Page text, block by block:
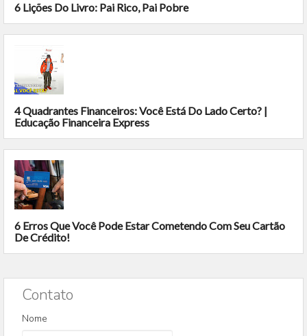
6 Lições Do Livro: Pai Rico, Pai Pobre
4 Quadrantes Financeiros: Você Está Do Lado Certo? |
Educação Financeira Express
6 Erros Que Você Pode Estar Cometendo Com Seu Cartão
De Crédito!
Contato
Nome